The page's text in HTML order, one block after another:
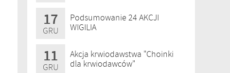
17
GRU
Podsumowanie 24 AKCJI
WIGILIA
11
GRU
Akcja krwiodawstwa "Choinki
dla krwiodawców"